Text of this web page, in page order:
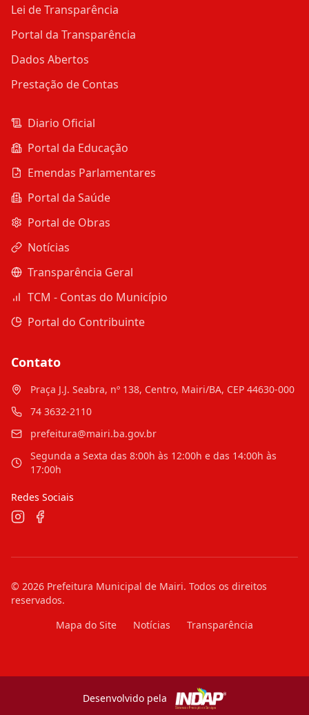
Lei de Transparência
Portal da Transparência
Dados Abertos
Prestação de Contas
Diario Oficial
Portal da Educação
Emendas Parlamentares
Portal da Saúde
Portal de Obras
Notícias
Transparência Geral
TCM - Contas do Município
Portal do Contribuinte
Contato
Praça J.J. Seabra, nº 138, Centro, Mairi/BA, CEP 44630-000
74 3632-2110
prefeitura@mairi.ba.gov.br
Segunda a Sexta das 8:00h às 12:00h e das 14:00h às
17:00h
Redes Sociais
© 2026 Prefeitura Municipal de Mairi. Todos os direitos
reservados.
Mapa do Site
Notícias Transparência
Desenvolvido pela